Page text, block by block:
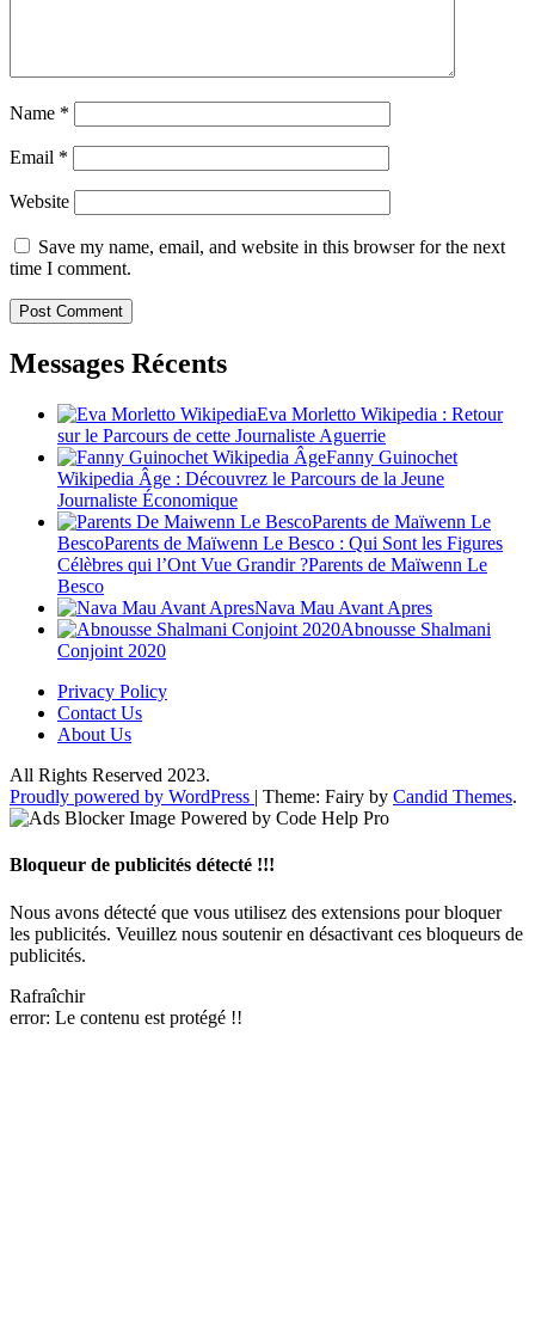
Name *
Email *
Website
Save my name, email, and website in this browser for the next
time I comment.
Messages Récents
Eva Morletto Wikipedia : Retour
sur le Parcours de cette Journaliste Aguerrie
Fanny Guinochet
Wikipedia Âge : Découvrez le Parcours de la Jeune
Journaliste Économique
Parents de Maïwenn Le
BescoParents de Maïwenn Le Besco : Qui Sont les Figures
Célèbres qui l’Ont Vue Grandir ?Parents de Maïwenn Le
Besco
Nava Mau Avant Apres
Abnousse Shalmani
Conjoint 2020
Privacy Policy
Contact Us
About Us
All Rights Reserved 2023.
Proudly powered by WordPress | Theme: Fairy by Candid Themes.
Bloqueur de publicités détecté !!!
Nous avons détecté que vous utilisez des extensions pour bloquer
les publicités. Veuillez nous soutenir en désactivant ces bloqueurs de
publicités.
Rafraîchir
error: Le contenu est protégé !!